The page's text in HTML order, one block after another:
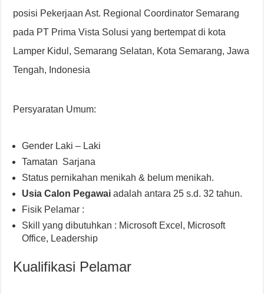
posisi Pekerjaan Ast. Regional Coordinator Semarang
pada PT Prima Vista Solusi yang bertempat di kota
Lamper Kidul, Semarang Selatan, Kota Semarang, Jawa
Tengah, Indonesia
Persyaratan Umum:
Gender Laki – Laki
Tamatan Sarjana
Status pernikahan menikah & belum menikah.
Usia Calon Pegawaiadalah antara 25 s.d. 32 tahun.
Fisik Pelamar :
Skill yang dibutuhkan : Microsoft Excel, Microsoft
Office, Leadership
Kualifikasi Pelamar